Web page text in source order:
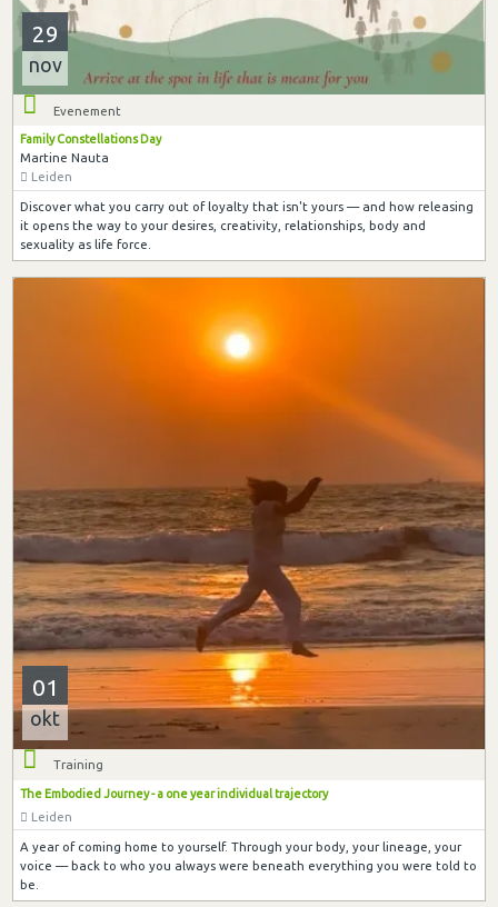
29
nov
Evenement
Family Constellations Day
Martine Nauta
Leiden
Discover what you carry out of loyalty that isn't yours — and how releasing
it opens the way to your desires, creativity, relationships, body and
sexuality as life force.
01
okt
Training
The Embodied Journey - a one year individual trajectory
Leiden
A year of coming home to yourself. Through your body, your lineage, your
voice — back to who you always were beneath everything you were told to
be.